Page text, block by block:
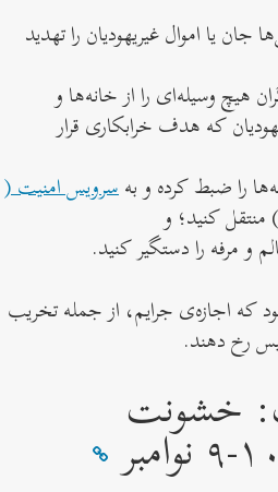
جان یا اموال غیریهودیان را تهدید
هیچ وسیله‌ای را از خانه‌ها و
که هدف خرابکاری قرار
را ضبط کرده و بهسرویس امنیت (
) منتقل کنید؛ و
و مرفه را دستگیر کنید.
که اجازه‌ی جرایم، از جمله تخریب
رخ دهند.
خشونت